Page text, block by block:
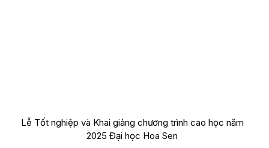
Lễ Tốt nghiệp và Khai giảng chương trình cao học năm
2025 Đại học Hoa Sen